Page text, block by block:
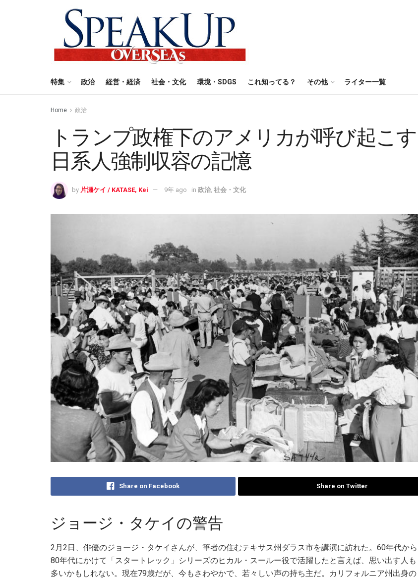
特集 政治 経営・経済 社会・文化 環境・SDGS これ知ってる？ その他 ライター一覧
Home 政治
トランプ政権下のアメリカが呼び起こす
日系人強制収容の記憶
by 片瀬ケイ / KATASE, Kei 9年 ago in 政治, 社会・文化
Share on Facebook Share on Twitter
ジョージ・タケイの警告
2月2日、俳優のジョージ・タケイさんが、筆者の住むテキサス州ダラス市を講演に訪れた。60年代から
80年代にかけて「スタートレック」シリーズのヒカル・スールー役で活躍したと言えば、思い出す人も
多いかもしれない。現在79歳だが、今もさわやかで、若々しい声の持ち主だ。カリフォルニア州出身の